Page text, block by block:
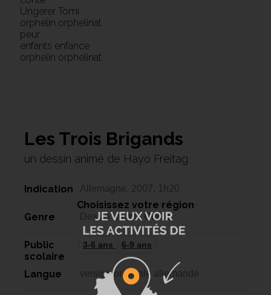
Ungerer Tomi
orphelin orphelinat
peur
enfants enfance
orphelin orphelinat
Les Trois Brigands
un dessin animé de Hayo Freitag
Indication Allemagne, 2007, 1h20
Genre Dessin animé, Conte
Public
scolaire
3-6 ans 6-9 ans
Langue version originale allemande
Choisissez votre région